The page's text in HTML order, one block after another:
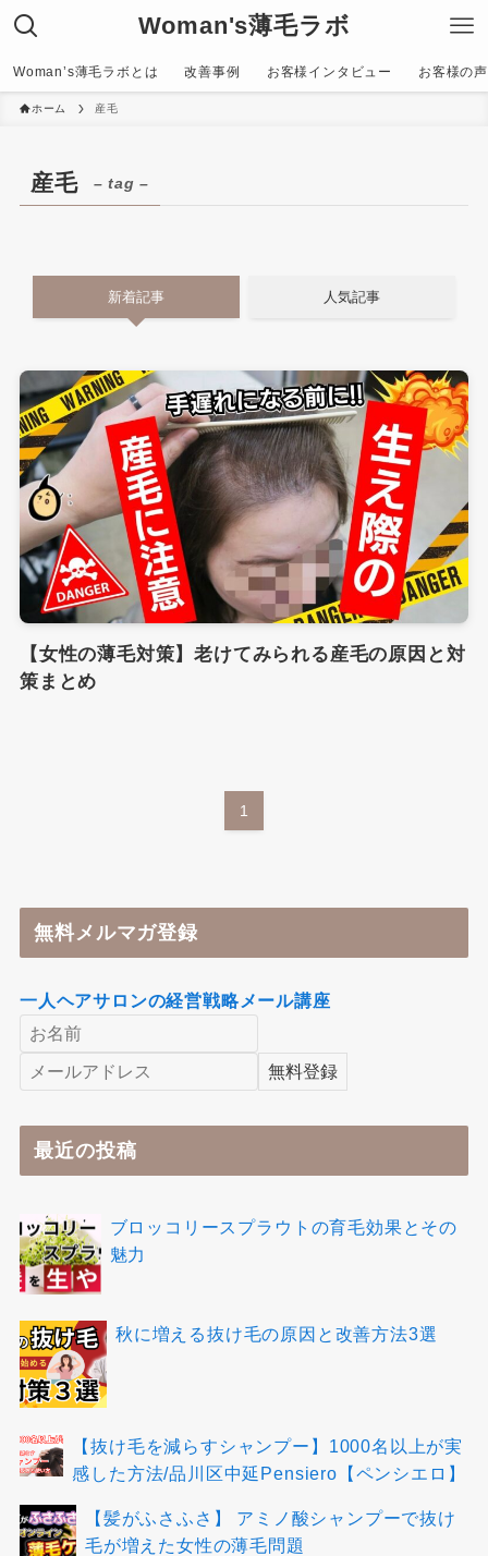
Woman's薄毛ラボ
Woman’s薄毛ラボとは 改善事例 お客様インタビュー お客様の
ホーム 産毛
産毛 – tag –
新着記事 人気記事
【女性の薄毛対策】老けてみられる産毛の原因と対
策まとめ
1
無料メルマガ登録
一人ヘアサロンの経営戦略メール講座
最近の投稿
ブロッコリースプラウトの育毛効果とその
魅力
秋に増える抜け毛の原因と改善方法3選
【抜け毛を減らすシャンプー】1000名以上が実
感した方法/品川区中延Pensiero【ペンシエロ】
【髪がふさふさ】 アミノ酸シャンプーで抜け
毛が増えた女性の薄毛問題